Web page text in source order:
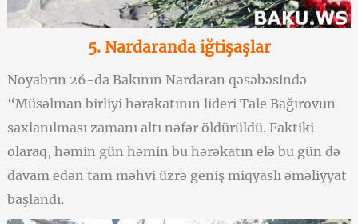
5. Nardaranda iğtişaşlar
Noyabrın 26-da Bakının Nardaran qəsəbəsində
“Müsəlman birliyi hərəkatının lideri Tale Bağırovun
saxlanılması zamanı altı nəfər öldürüldü. Faktiki
olaraq, həmin gün həmin bu hərəkatın elə bu gün də
davam edən tam məhvi üzrə geniş miqyaslı əməliyyat
başlandı.